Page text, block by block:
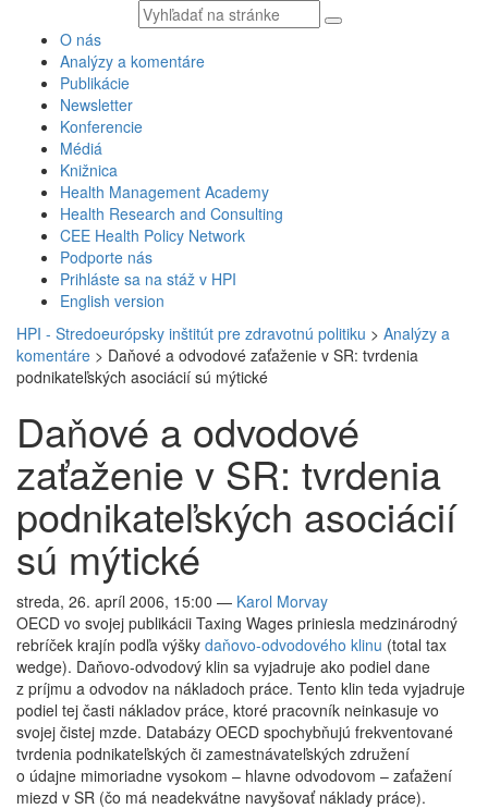
Vyhľadávaný
text
O nás
Analýzy a komentáre
Publikácie
Newsletter
Konferencie
Médiá
Knižnica
Health Management Academy
Health Research and Consulting
CEE Health Policy Network
Podporte nás
Prihláste sa na stáž v HPI
English version
HPI - Stredoeurópsky inštitút pre zdravotnú politiku > Analýzy a
komentáre > Daňové a odvodové zaťaženie v SR: tvrdenia
podnikateľských asociácií sú mýtické
Daňové a odvodové
zaťaženie v SR: tvrdenia
podnikateľských asociácií
sú mýtické
streda, 26. apríl 2006, 15:00 — Karol Morvay
OECD vo svojej publikácii Taxing Wages priniesla medzinárodný
rebríček krajín podľa výšky daňovo-odvodového klinu (total tax
wedge). Daňovo-odvodový klin sa vyjadruje ako podiel dane
z príjmu a odvodov na nákladoch práce. Tento klin teda vyjadruje
podiel tej časti nákladov práce, ktoré pracovník neinkasuje vo
svojej čistej mzde. Databázy OECD spochybňujú frekventované
tvrdenia podnikateľských či zamestnávateľských združení
o údajne mimoriadne vysokom – hlavne odvodovom – zaťažení
miezd v SR (čo má neadekvátne navyšovať náklady práce).